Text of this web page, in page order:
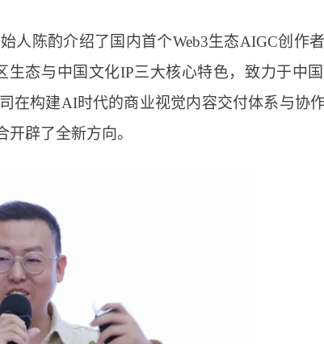
人陈酌介绍了国内首个Web3生态AIGC创作
态与中国文化IP三大核心特色，致力于中
在构建AI时代的商业视觉内容交付体系与协
辟了全新方向。